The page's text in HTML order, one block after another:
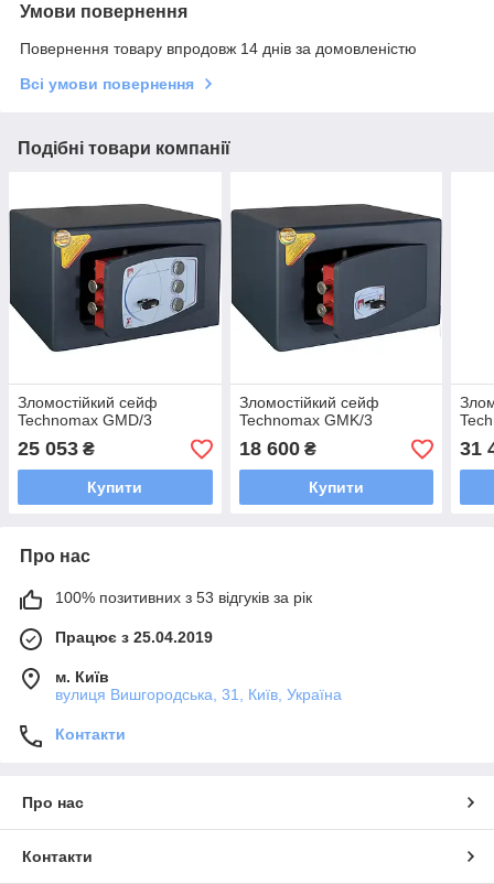
Умови повернення
Повернення товару впродовж 14 днів за домовленістю
Всі умови повернення
Подібні товари компанії
Зломостійкий сейф
Technomax GMD/3
25 053 ₴
Купити
Зломостійкий сейф
Technomax GMK/3
18 600₴
Купити
31
Про нас
100% позитивних з 53 відгуків за рік
Працює з 25.04.2019
м. Київ
вулиця Вишгородська, 31, Київ, Україна
Контакти
Про нас
Контакти